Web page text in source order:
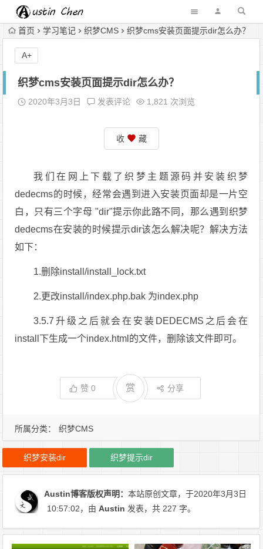
首页 学习笔记 织梦CMS 织梦cms安装页面提示dir怎么办？
织梦cms安装页面提示dir怎么办？
2020年3月3日 发表评论 1,821 次浏览
收 藏
我们在网上下载了织梦主题源码并安装织梦
dedecms的时候，经常会遇到进入安装页面却是一片空
白，只有三个字母 "dir"提示你此路不同，那么遇到织梦
dedecms在安装的时候提示dir该怎么解决呢？解决方法
如下：
1.删除install/install_lock.txt
2.更改install/index.php.bak 为index.php
3.5.7升级之后就会在安装DEDECMS之后会在
install下生成一个index.html的文件，删除该文件即可。
赞0 赏 分享
A+
所属分类： 织梦CMS
织梦安装dir 织梦提示dir
Austin博客版权声明：本站原创文章，于2020年3月3日
10:57:02，由Austin 发表，共 227 字。